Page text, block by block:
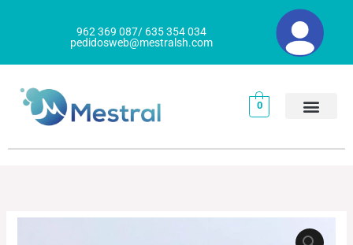
962 369 087/ 635 354 034
pedidosweb@mestralsh.com
0